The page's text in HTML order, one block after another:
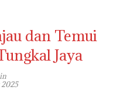
dan Temui
Jaya
2025